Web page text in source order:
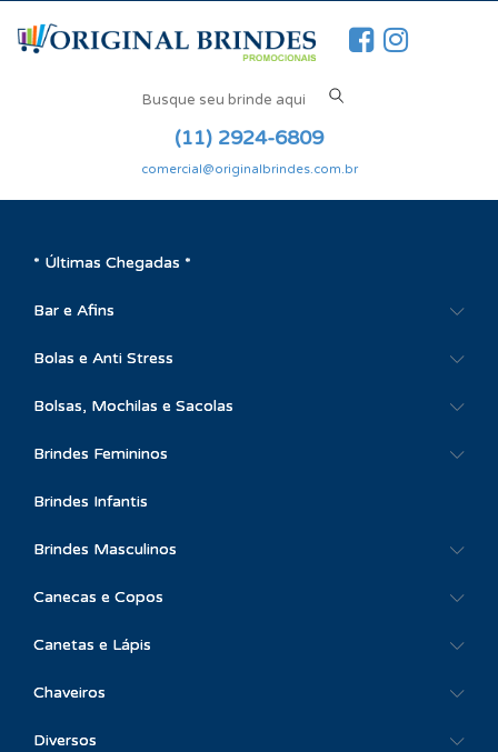
(11) 2924-6809
comercial@originalbrindes.com.br
* Últimas Chegadas *
Bar e Afins
Bolas e Anti Stress
Bolsas, Mochilas e Sacolas
Brindes Femininos
Brindes Infantis
Brindes Masculinos
Canecas e Copos
Canetas e Lápis
Chaveiros
Diversos